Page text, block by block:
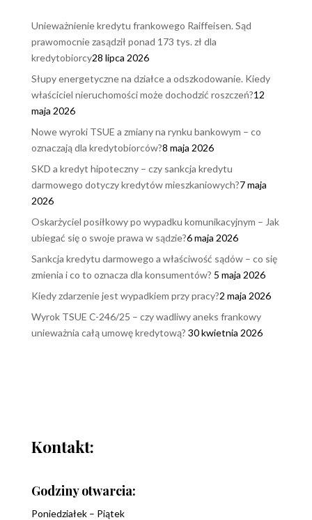
Unieważnienie kredytu frankowego Raiffeisen. Sąd
prawomocnie zasądził ponad 173 tys. zł dla
kredytobiorcy28 lipca 2026
Słupy energetyczne na działce a odszkodowanie. Kiedy
właściciel nieruchomości może dochodzić roszczeń?12
maja 2026
Nowe wyroki TSUE a zmiany na rynku bankowym – co
oznaczają dla kredytobiorców?8 maja 2026
SKD a kredyt hipoteczny – czy sankcja kredytu
darmowego dotyczy kredytów mieszkaniowych?7 maja
2026
Oskarżyciel posiłkowy po wypadku komunikacyjnym – Jak
ubiegać się o swoje prawa w sądzie?6 maja 2026
Sankcja kredytu darmowego a właściwość sądów – co się
zmienia i co to oznacza dla konsumentów? 5 maja 2026
Kiedy zdarzenie jest wypadkiem przy pracy?2 maja 2026
Wyrok TSUE C-246/25 – czy wadliwy aneks frankowy
unieważnia całą umowę kredytową? 30 kwietnia 2026
Kontakt:
Godziny otwarcia:
Poniedziałek – Piątek